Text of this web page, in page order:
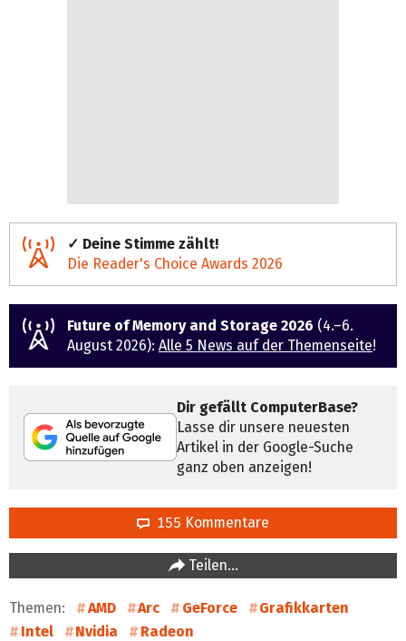
✓ Deine Stimme zählt!
Die Reader's Choice Awards 2026
Future of Memory and Storage 2026 (4.–6.
August 2026): Alle 5 News auf der Themenseite!
Dir gefällt ComputerBase?
Lasse dir unsere neuesten
Artikel in der Google-Suche
ganz oben anzeigen!
155 Kommentare
Teilen…
Themen: AMD Arc GeForce
Grafikkarten
Intel
Nvidia Radeon